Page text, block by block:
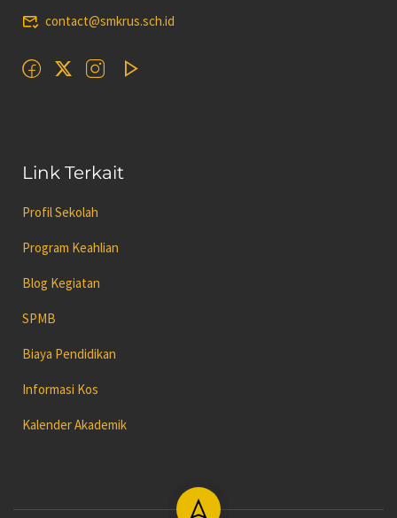
contact@smkrus.sch.id
Link Terkait
Profil Sekolah
Program Keahlian
Blog Kegiatan
SPMB
Biaya Pendidikan
Informasi Kos
Kalender Akademik